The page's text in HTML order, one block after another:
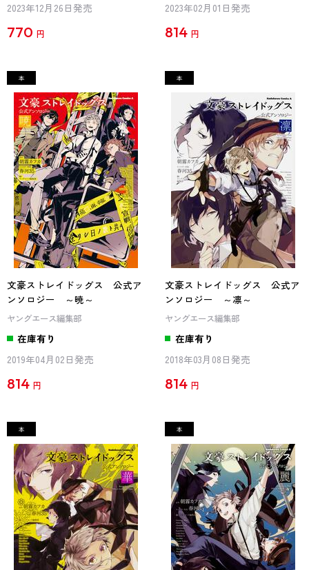
2023年12月26日発売
770 円
2023年02月01日発売
814 円
文豪ストレイドッグス 公式ア
ンソロジー ～暁～
ヤングエース編集部
在庫有り
2019年04月02日発売
814 円
文豪ストレイドッグス 公式ア
ンソロジー ～凛～
ヤングエース編集部
在庫有り
2018年03月08日発売
814 円